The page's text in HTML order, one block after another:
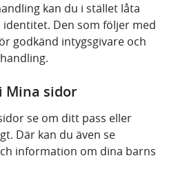
kan du i stället låta
Den som följer med
godkänd intygsgivare och
Mina sidor
se om ditt pass eller
Där kan du även se
information om dina barns